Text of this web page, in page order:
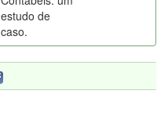
estudo de
caso.